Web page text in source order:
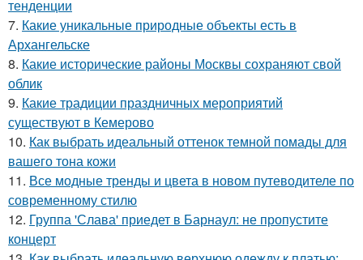
тенденции
7. Какие уникальные природные объекты есть в
Архангельске
8. Какие исторические районы Москвы сохраняют свой
облик
9. Какие традиции праздничных мероприятий
существуют в Кемерово
10. Как выбрать идеальный оттенок темной помады для
вашего тона кожи
11. Все модные тренды и цвета в новом путеводителе по
современному стилю
12. Группа 'Слава' приедет в Барнаул: не пропустите
концерт